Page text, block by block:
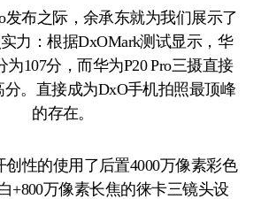
布之际，余承东就为我们展示了
力：根据DxOMark测试显示，华
为107分，而华为P20 Pro三摄直接
分。直接成为DxO手机拍照最顶峰
的存在。
性的使用了后置4000万像素彩色
+800万像素长焦的徕卡三镜头设